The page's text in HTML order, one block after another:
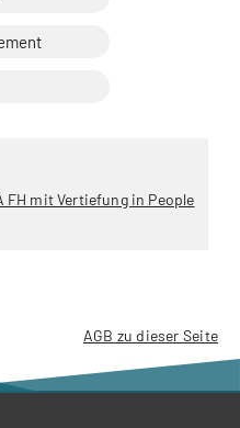
FH mit Vertiefung in People
AGB zu dieser Seite